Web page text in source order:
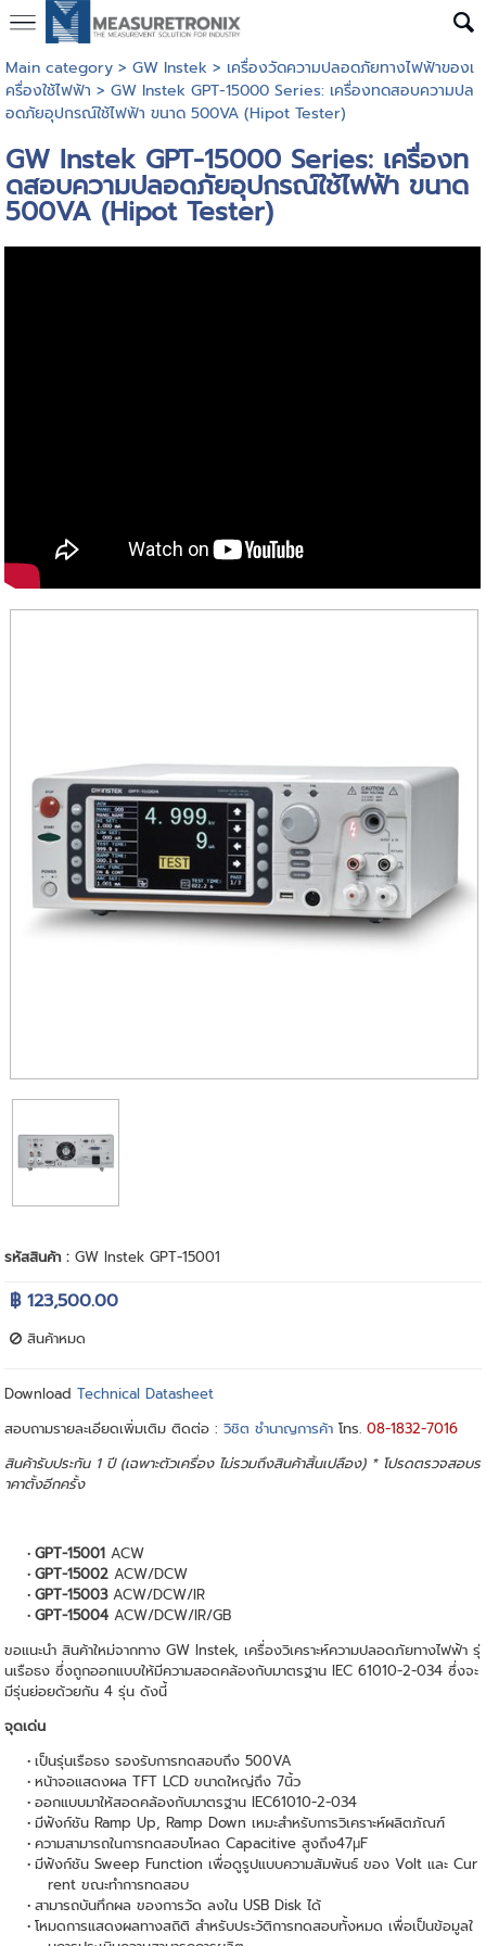
Main category> GW Instek > เครื่องวัดความปลอดภัยทางไฟฟ้าของเ
ครื่องใช้ไฟฟ้า > GW Instek GPT-15000 Series: เครื่องทดสอบความปล
อดภัยอุปกรณ์ใช้ไฟฟ้า ขนาด 500VA (Hipot Tester)
GW Instek GPT-15000 Series: เครื่องท
ดสอบความปลอดภัยอุปกรณ์ใช้ไฟฟ้า ขนาด
500VA (Hipot Tester)
รหัสสินค้า :GW Instek GPT-15001
฿ 123,500.00
สินค้าหมด
DownloadTechnical Datasheet
สอบถามรายละเอียดเพิ่มเติม ติดต่อ :วิชิต ชำนาญการค้า โทร.08-1832-7016
สินค้ารับประกัน 1 ปี (เฉพาะตัวเครื่อง ไม่รวมถึงสินค้าสิ้นเปลือง) * โปรดตรวจสอบร
าคาตั้งอีกครั้ง
GPT-15001 ACW
GPT-15002 ACW/DCW
GPT-15003 ACW/DCW/IR
GPT-15004 ACW/DCW/IR/GB
ขอแนะนำ สินค้าใหม่จากทาง GW Instek, เครื่องวิเคราะห์ความปลอดภัยทางไฟฟ้า รุ่
นเรือธง ซึ่งถูกออกแบบให้มีความสอดคล้องกับมาตรฐาน IEC 61010-2-034 ซึ่งจะ
มีรุ่นย่อยด้วยกัน 4 รุ่น ดังนี้
จุดเด่น
เป็นรุ่นเรือธง รองรับการทดสอบถึง 500VA
หน้าจอแสดงผล TFT LCD ขนาดใหญ่ถึง 7นิ้ว
ออกแบบมาให้สอดคล้องกับมาตรฐาน IEC61010-2-034
มีฟังก์ชัน Ramp Up, Ramp Down เหมะสำหรับการวิเคราะห์ผลิตภัณฑ์
ความสามารถในการทดสอบโหลด Capacitive สูงถึง47μF
มีฟังก์ชัน Sweep Function เพื่อดูรูปแบบความสัมพันธ์ ของ Volt และ Cur
rent ขณะทำการทดสอบ
สามารถบันทึกผล ของการวัด ลงใน USB Disk ได้
โหมดการแสดงผลทางสถิติ สำหรับประวัติการทดสอบทั้งหมด เพื่อเป็นข้อมูลใ